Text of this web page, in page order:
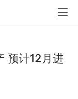
预计12月进